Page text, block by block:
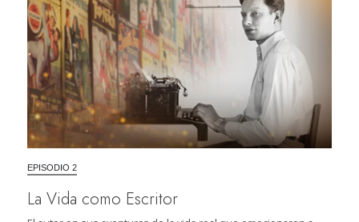
EPISODIO 2
La Vida como Escritor